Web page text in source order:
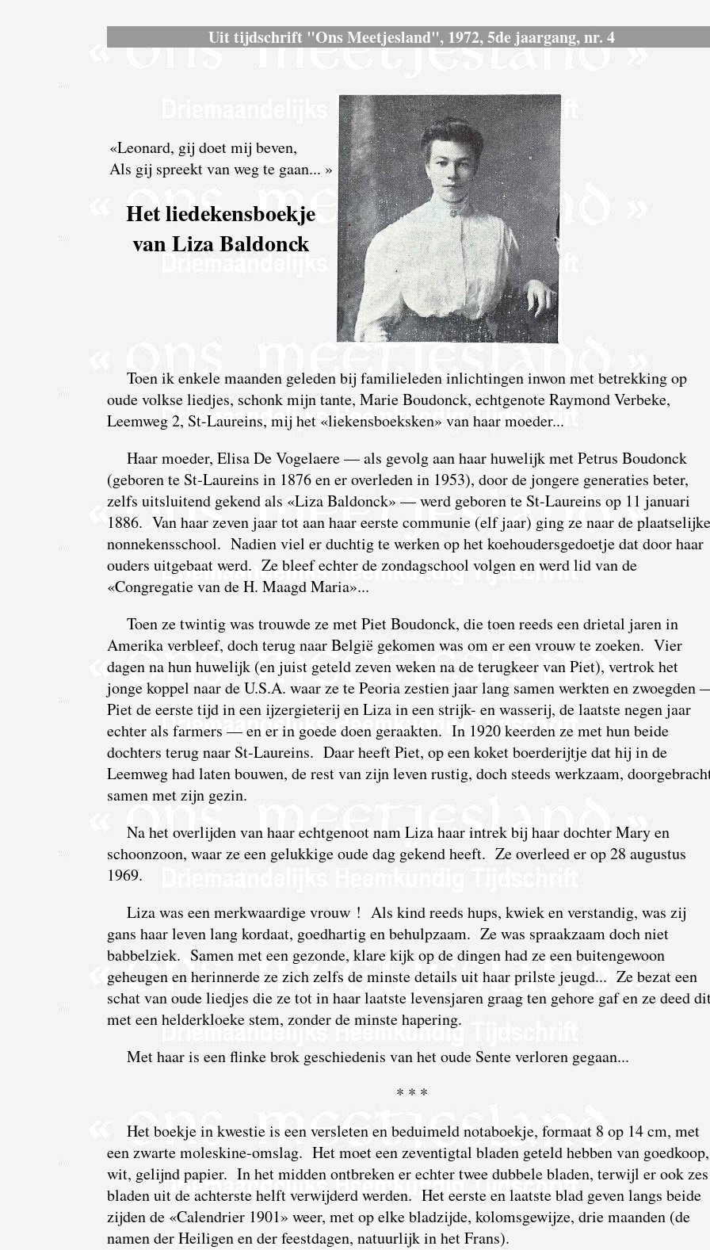
Uit tijdschrift "Ons Meetjesland", 1972, 5de jaargang, nr. 4
«Leonard, gij doet mij beven,
Als gij spreekt van weg te gaan... »
Het liedekensboekje
van Liza Baldonck
Toen ik enkele maanden geleden bij familieleden inlichtingen inwon met betrekking op
oude volkse liedjes, schonk mijn tante, Marie Boudonck, echtgenote Raymond Verbeke,
Leemweg 2, St-Laureins, mij het «liekensboeksken» van haar moeder...
Haar moeder, Elisa De Vogelaere — als gevolg aan haar huwelijk met Petrus Boudonck
(geboren te St-Laureins in 1876 en er overleden in 1953), door de jongere generaties beter,
zelfs uitsluitend gekend als «Liza Baldonck» — werd geboren te St-Laureins op 11 januari
1886. Van haar zeven jaar tot aan haar eerste communie (elf jaar) ging ze naar de plaatselijke
nonnekensschool. Nadien viel er duchtig te werken op het koehoudersgedoetje dat door haar
ouders uitgebaat werd. Ze bleef echter de zondagschool volgen en werd lid van de
«Congregatie van de H. Maagd Maria»...
Toen ze twintig was trouwde ze met Piet Boudonck, die toen reeds een drietal jaren in
Amerika verbleef, doch terug naar België gekomen was om er een vrouw te zoeken. Vier
dagen na hun huwelijk (en juist geteld zeven weken na de terugkeer van Piet), vertrok het
jonge koppel naar de U.S.A. waar ze te Peoria zestien jaar lang samen werkten en zwoegden
Piet de eerste tijd in een ijzergieterij en Liza in een strijk- en wasserij, de laatste negen jaar
echter als farmers — en er in goede doen geraakten. In 1920 keerden ze met hun beide
dochters terug naar St-Laureins. Daar heeft Piet, op een koket boerderijtje dat hij in de
Leemweg had laten bouwen, de rest van zijn leven rustig, doch steeds werkzaam,
samen met zijn gezin.
Na het overlijden van haar echtgenoot nam Liza haar intrek bij haar dochter Mary en
schoonzoon, waar ze een gelukkige oude dag gekend heeft. Ze overleed er op 28 augustus
1969.
Liza was een merkwaardige vrouw ! Als kind reeds hups, kwiek en verstandig, was zij
gans haar leven lang kordaat, goedhartig en behulpzaam. Ze was spraakzaam doch niet
babbelziek. Samen met een gezonde, klare kijk op de dingen had ze een buitengewoon
geheugen en herinnerde ze zich zelfs de minste details uit haar prilste jeugd... Ze bezat een
schat van oude liedjes die ze tot in haar laatste levensjaren graag ten gehore gaf en ze deed
met een helderkloeke stem, zonder de minste hapering.
Met haar is een flinke brok geschiedenis van het oude Sente verloren gegaan...
* * *
Het boekje in kwestie is een versleten en beduimeld notaboekje, formaat 8 op 14 cm, met
een zwarte moleskine-omslag. Het moet een zeventigtal bladen geteld hebben van goedkoop,
wit, gelijnd papier. In het midden ontbreken er echter twee dubbele bladen, terwijl er ook zes
bladen uit de achterste helft verwijderd werden. Het eerste en laatste blad geven langs beide
zijden de «Calendrier 1901» weer, met op elke bladzijde, kolomsgewijze, drie maanden (de
namen der Heiligen en der feestdagen, natuurlijk in het Frans).